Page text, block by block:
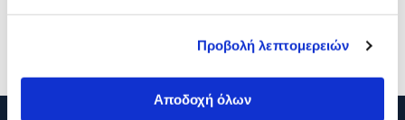
Προβολή λεπτομερειών
Αποδοχή όλων
Προσθήκη